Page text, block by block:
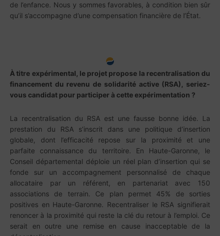
de l’enfance. Nous y sommes favorables, à condition bien sûr
qu’il s’accompagne d’une compensation financière de l’État.
À titre expérimental, le projet propose la recentralisation du
financement du revenu de solidarité active (RSA), seriez-
vous candidat pour participer à cette expérimentation ?
La recentralisation du RSA est une fausse bonne idée. La
prestation du RSA s’inscrit dans une politique d’insertion
globale, dont l’efficacité repose sur la proximité et une
parfaite connaissance du territoire. En Haute-Garonne, le
Conseil départemental déploie un réel plan d’insertion qui se
fonde sur un accompagnement personnalisé de chaque
allocataire par un référent, en partenariat avec 150
associations de terrain. Ce plan permet 45% de sorties
positives en Haute-Garonne. Recentraliser le RSA signifierait
renoncer à la proximité qui reste la clé du retour à l’emploi. Ce
serait en outre une remise en cause inacceptable de la